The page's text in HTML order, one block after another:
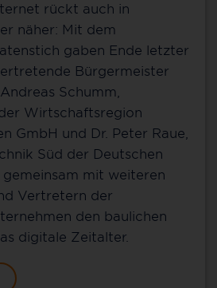
rückt auch in
näher: Mit dem
gaben Ende letzter
Bürgermeister
Schumm,
Wirtschaftsregion
GmbH und Dr. Peter Raue,
Süd der Deutschen
gemeinsam mit weiteren
Vertretern der
den baulichen
digitale Zeitalter.